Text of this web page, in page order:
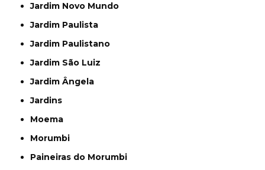
Jardim Novo Mundo
Jardim Paulista
Jardim Paulistano
Jardim São Luiz
Jardim Ângela
Jardins
Moema
Morumbi
Paineiras do Morumbi